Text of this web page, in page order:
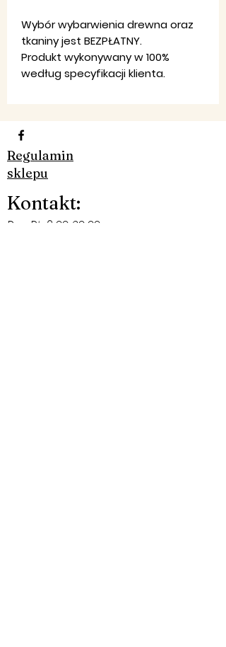
Wybór wybarwienia drewna oraz
tkaniny jest BEZPŁATNY.
Produkt wykonywany w 100%
według specyfikacji klienta.
Regulamin
sklepu
Kontakt:
Pon-Pt: 8:00-20:00